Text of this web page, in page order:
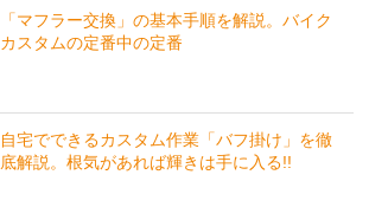
「マフラー交換」の基本手順を解説。バイク
カスタムの定番中の定番
自宅でできるカスタム作業「バフ掛け」を徹
底解説。根気があれば輝きは手に入る!!